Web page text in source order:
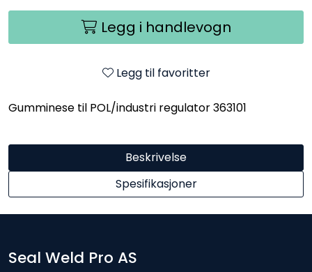
Legg i handlevogn
Legg til favoritter
Gumminese til POL/industri regulator 363101
Beskrivelse
Spesifikasjoner
Seal Weld Pro AS